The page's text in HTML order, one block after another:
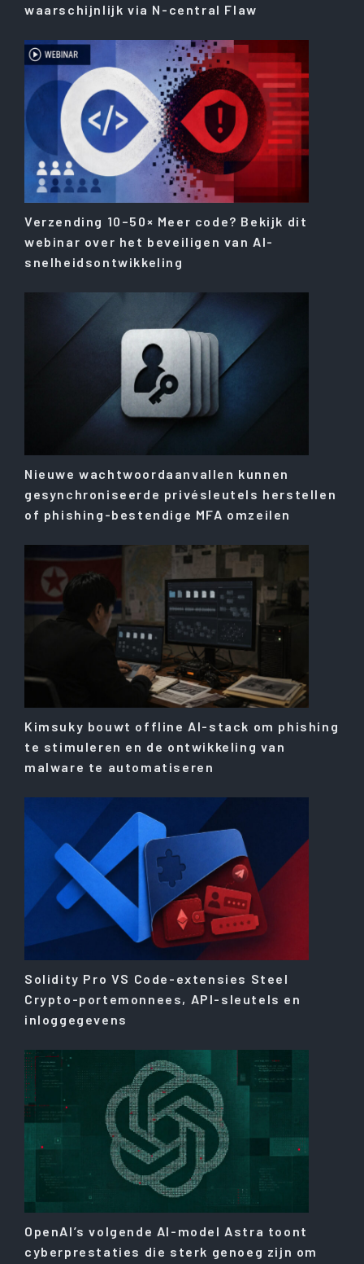
waarschijnlijk via N-central Flaw
Verzending 10–50× Meer code? Bekijk dit
webinar over het beveiligen van AI-
snelheidsontwikkeling
Nieuwe wachtwoordaanvallen kunnen
gesynchroniseerde privésleutels herstellen
of phishing-bestendige MFA omzeilen
Kimsuky bouwt offline AI-stack om phishing
te stimuleren en de ontwikkeling van
malware te automatiseren
Solidity Pro VS Code-extensies Steel
Crypto-portemonnees, API-sleutels en
inloggegevens
OpenAI’s volgende AI-model Astra toont
cyberprestaties die sterk genoeg zijn om